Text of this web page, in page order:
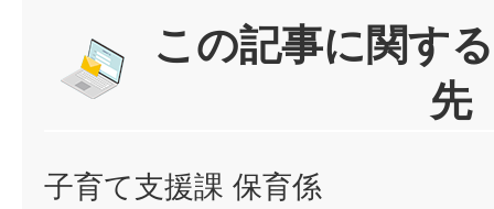
この記事に関す
先
子育て支援課 保育係